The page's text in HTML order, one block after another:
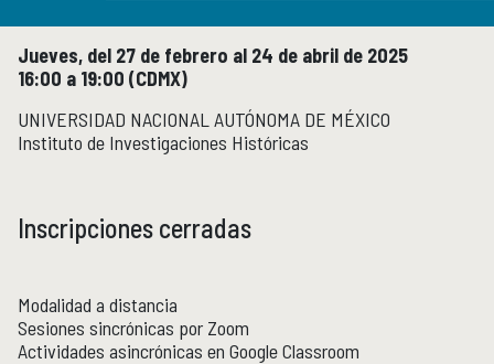
Actividades académicas
ACTIVIDADES ACADÉMICAS
Actividades académicas por año
Formación
FORMACIÓN
Posgrado
Servicio Social
Jueves, del 27 de febrero al 24 de abril de 2025
16:00 a 19:00 (CDMX)
UNIVERSIDAD NACIONAL AUTÓNOMA DE MÉXICO
Instituto de Investigaciones Históricas
Inscripciones cerradas
Modalidad a distancia
Sesiones sincrónicas por Zoom
Actividades asincrónicas en Google Classroom